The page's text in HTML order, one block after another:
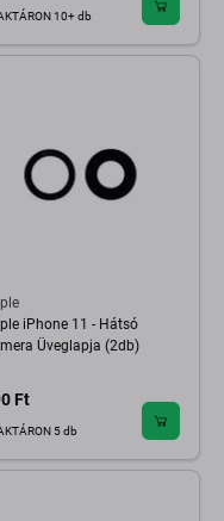
10+ db
iPhone 11 - Hátsó
Üveglapja (2db)
Ft
5 db